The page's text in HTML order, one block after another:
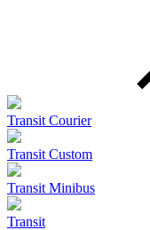
Transit Courier
Transit Custom
Transit Minibus
Transit